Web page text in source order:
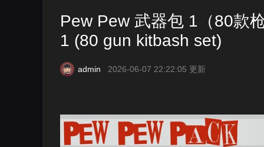
Pew Pew 武器包 1（80款
1 (80 gun kitbash set)
admin 2026-06-07 22:22:05 更新